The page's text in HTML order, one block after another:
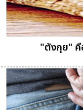
"ตังกุย" คื